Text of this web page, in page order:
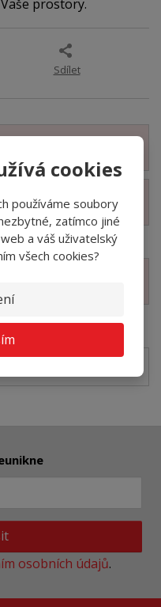
cookies
používáme soubory
zatímco jiné
a váš uživatelský
všech cookies?
prostory.
Sdílet
osobních údajů.